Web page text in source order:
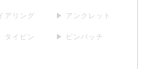
アリング ▶ アンクレット
タイピン ▶ ピンバッチ